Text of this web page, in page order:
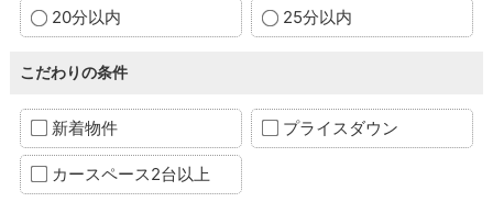
20分以内 25分以内
こだわりの条件
新着物件 プライスダウン
カースペース2台以上